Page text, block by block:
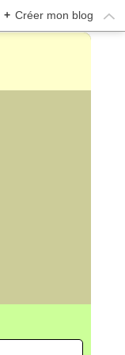
+ Créer mon blog